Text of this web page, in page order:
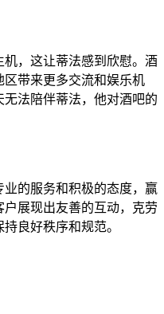
，这让蒂法感到欣慰。酒
带来更多交流和娱乐机
法陪伴蒂法，他对酒吧的
的服务和积极的态度，赢
展现出友善的互动，克劳
良好秩序和规范。